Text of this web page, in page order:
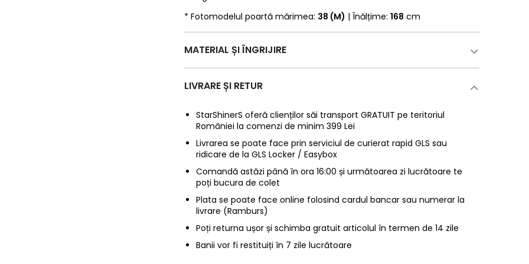
* Fotomodelul poartă mărimea: 38 (M) | Înălțime:168 cm
MATERIAL ȘI ÎNGRIJIRE
LIVRARE ȘI RETUR
StarShinerS oferă clienților săi transport GRATUIT pe teritoriul
României la comenzi de minim 399 Lei
Livrarea se poate face prin serviciul de curierat rapid GLS sau
ridicare de la GLS Locker / Easybox
Comandă astăzi până în ora 16:00 și următoarea zi lucrătoare te
poți bucura de colet
Plata se poate face online folosind cardul bancar sau numerar la
livrare (Ramburs)
Poți returna ușor și schimba gratuit articolul în termen de 14 zile
Banii vor fi restituiți în 7 zile lucrătoare